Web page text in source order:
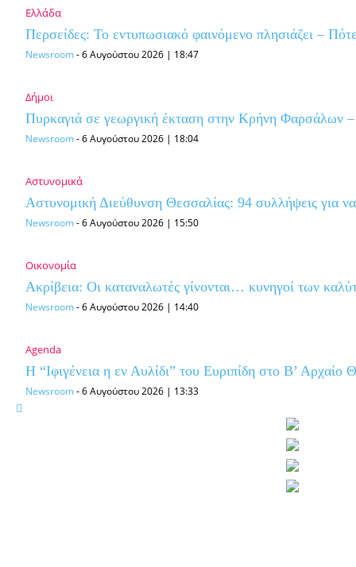
Ελλάδα
Περσείδες: Το εντυπωσιακό φαινόμενο πλησιάζει –
Newsroom-6 Αυγούστου 2026 | 18:47
Δήμοι
Πυρκαγιά σε γεωργική έκταση στην Κρήνη Φαρσάλων
Newsroom-6 Αυγούστου 2026 | 18:04
Αστυνομικά
Αστυνομική Διεύθυνση Θεσσαλίας: 94 συλλήψεις για
Newsroom-6 Αυγούστου 2026 | 15:50
Οικονομία
Ακρίβεια: Οι καταναλωτές γίνονται… κυνηγοί των
Newsroom-6 Αυγούστου 2026 | 14:40
Agenda
Η “Ιφιγένεια η εν Αυλίδι” του Ευριπίδη στο Β’ Αρχαίο
Newsroom-6 Αυγούστου 2026 | 13:33